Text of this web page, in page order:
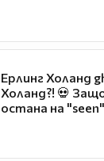
Ерлинг Холанд
Холанд?! 💀
остана на